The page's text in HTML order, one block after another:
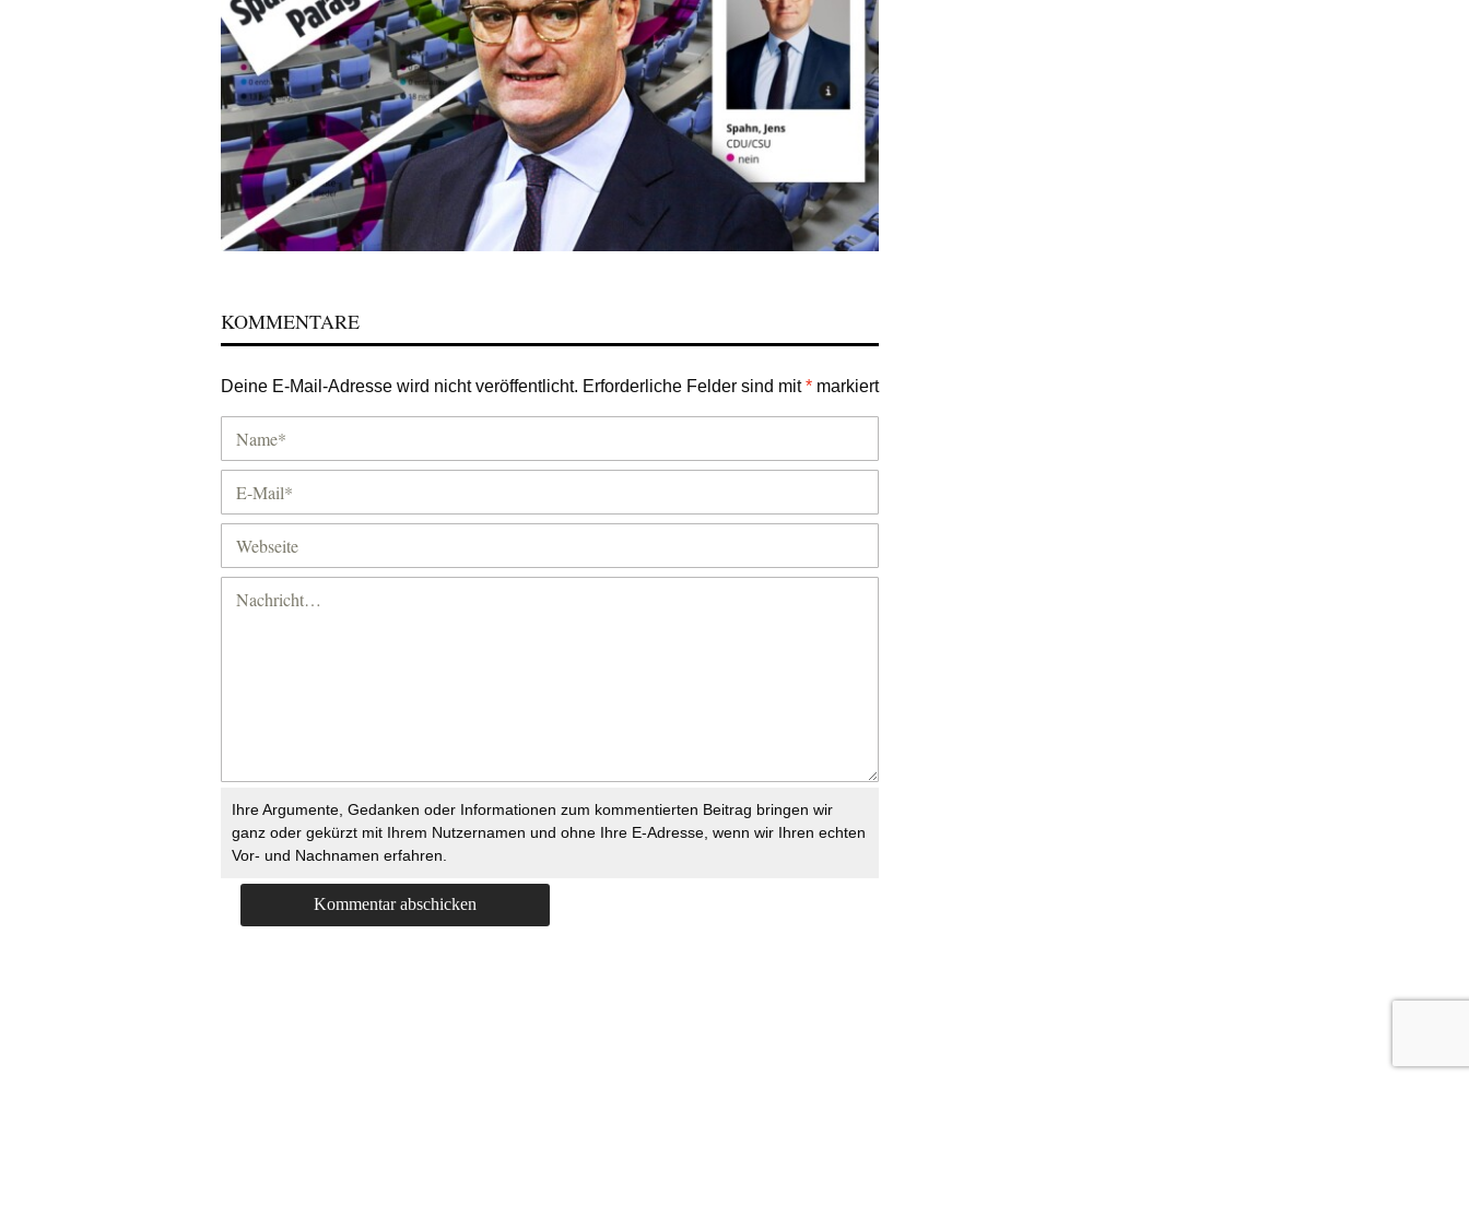
KOMMENTARE
Deine E-Mail-Adresse wird nicht veröffentlicht. Erforderliche Felder sind mit* markiert
Ihre Argumente, Gedanken oder Informationen zum kommentierten Beitrag bringen wir
ganz oder gekürzt mit Ihrem Nutzernamen und ohne Ihre E-Adresse, wenn wir Ihren echten
Vor- und Nachnamen erfahren.